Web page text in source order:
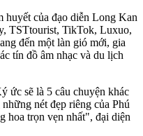
của đạo diễn Long Kan
TSTtourist, TikTok, Luxuo,
đến một làn gió mới, gia
tín đồ âm nhạc và du lịch
ức sẽ là 5 câu chuyện khác
nét đẹp riêng của Phú
hoa trọn vẹn nhất", đại diện